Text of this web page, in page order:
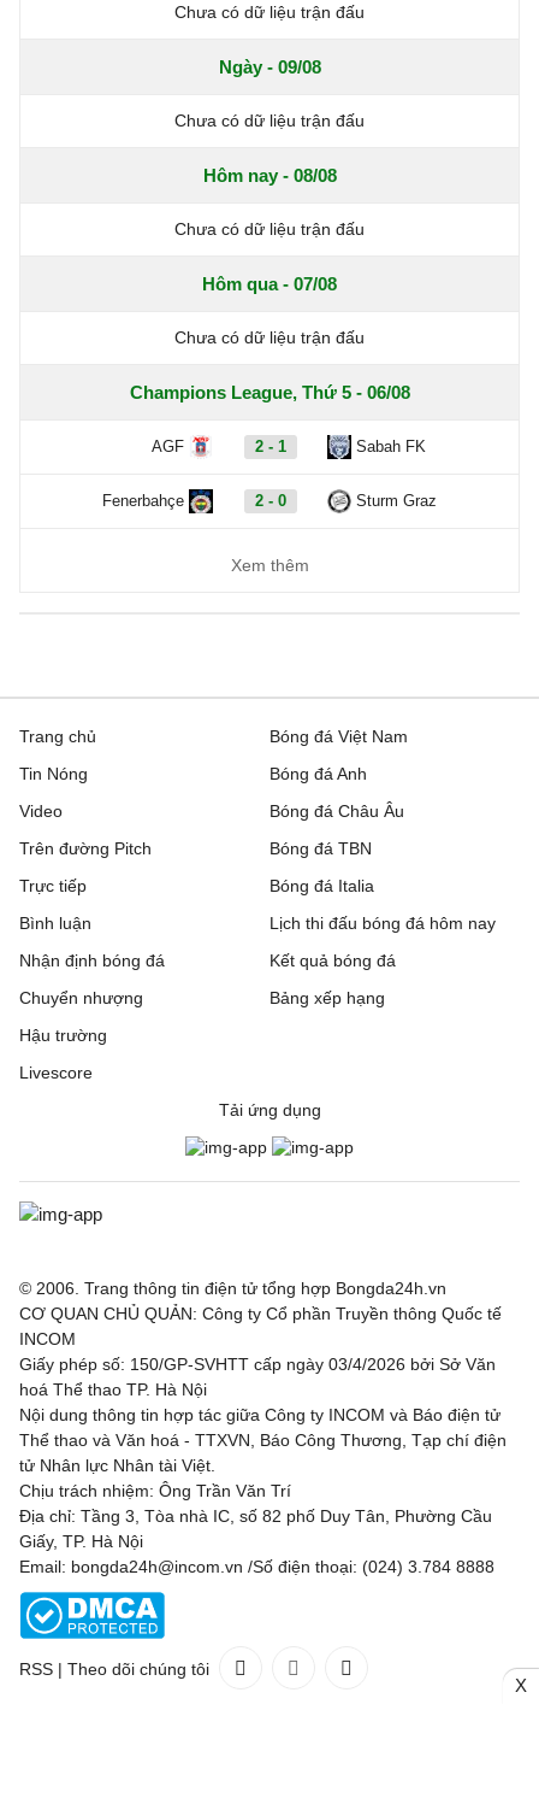
Chưa có dữ liệu trận đấu
Ngày - 09/08
Chưa có dữ liệu trận đấu
Hôm nay - 08/08
Chưa có dữ liệu trận đấu
Hôm qua - 07/08
Chưa có dữ liệu trận đấu
Champions League, Thứ 5 - 06/08
AGF 2 - 1 Sabah FK
Fenerbahçe 2 - 0 Sturm Graz
Xem thêm
Trang chủ
Tin Nóng
Video
Trên đường Pitch
Trực tiếp
Bóng đá Việt Nam
Bóng đá Anh
Bóng đá Châu Âu
Bóng đá TBN
Bóng đá Italia
Bình luận
Nhận định bóng đá
Chuyển nhượng
Hậu trường
Livescore
Lịch thi đấu bóng đá hôm nay
Kết quả bóng đá
Bảng xếp hạng
Tải ứng dụng
© 2006. Trang thông tin điện tử tổng hợp Bongda24h.vn
CƠ QUAN CHỦ QUẢN: Công ty Cổ phần Truyền thông Quốc tế
INCOM
Giấy phép số: 150/GP-SVHTT cấp ngày 03/4/2026 bởi Sở Văn
hoá Thể thao TP. Hà Nội
Nội dung thông tin hợp tác giữa Công ty INCOM và Báo điện tử
Thể thao và Văn hoá - TTXVN, Báo Công Thương, Tạp chí điện
tử Nhân lực Nhân tài Việt.
Chịu trách nhiệm: Ông Trần Văn Trí
Địa chỉ: Tầng 3, Tòa nhà IC, số 82 phố Duy Tân, Phường Cầu
Giấy, TP. Hà Nội
Email: bongda24h@incom.vn /Số điện thoại: (024) 3.784 8888
RSS | Theo dõi chúng tôi
X